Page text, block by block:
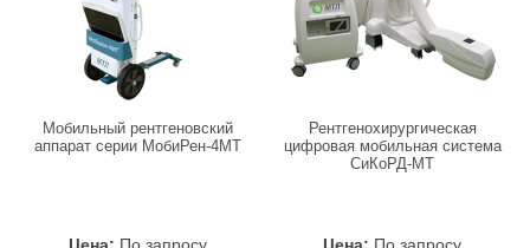
Мобильный рентгеновский
аппарат серии МобиРен-4МТ
Рентгенохирургическая
цифровая мобильная система
СиКоРД-МТ